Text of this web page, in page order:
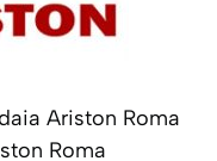
Ariston Roma
Roma